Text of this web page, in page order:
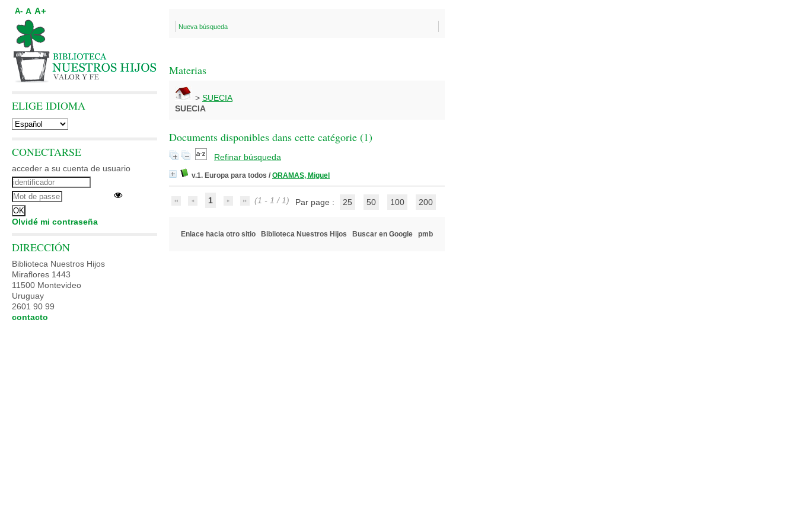
Nueva búsqueda
Materias
> SUECIA
SUECIA
Documents disponibles dans cette catégorie (1)
Refinar búsqueda
v.1. Europa para todos / ORAMAS, Miguel
1 (1 - 1 / 1) Par page : 25 50 100 200
Enlace hacia otro sitio Biblioteca Nuestros Hijos Buscar en Google pmb
A- A A+
ELIGE IDIOMA
CONECTARSE
acceder a su cuenta de usuario
Olvidé mi contraseña
DIRECCIÓN
Biblioteca Nuestros Hijos
Miraflores 1443
11500 Montevideo
Uruguay
2601 90 99
contacto